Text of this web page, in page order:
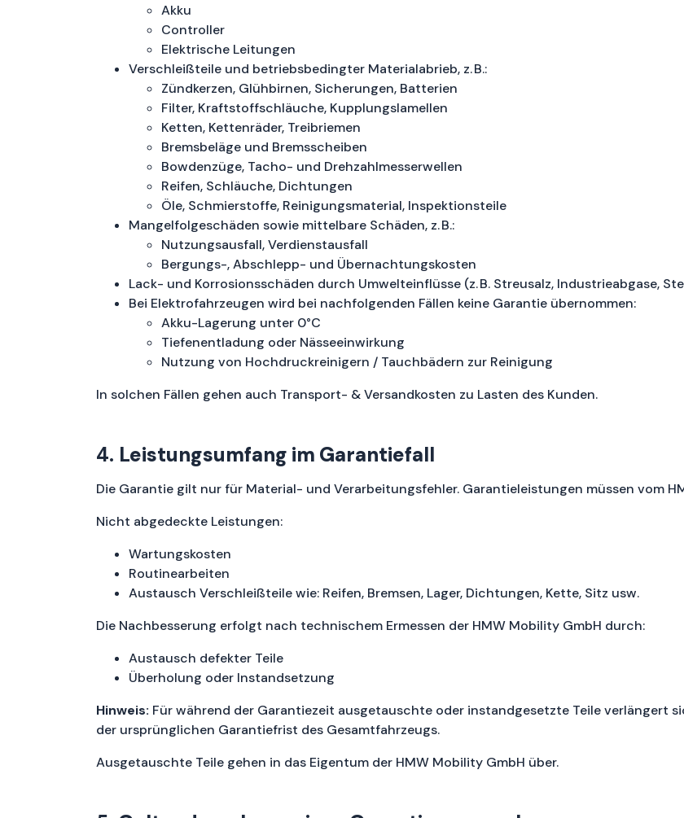
Akku
Controller
Elektrische Leitungen
Verschleißteile und betriebsbedingter Materialabrieb, z. B.:
Zündkerzen, Glühbirnen, Sicherungen, Batterien
Filter, Kraftstoffschläuche, Kupplungslamellen
Ketten, Kettenräder, Treibriemen
Bremsbeläge und Bremsscheiben
Bowdenzüge, Tacho- und Drehzahlmesserwellen
Reifen, Schläuche, Dichtungen
Öle, Schmierstoffe, Reinigungsmaterial, Inspektionsteile
Mangelfolgeschäden sowie mittelbare Schäden, z. B.:
Nutzungsausfall, Verdienstausfall
Bergungs-, Abschlepp- und Übernachtungskosten
Lack- und Korrosionsschäden durch Umwelteinflüsse (z. B. Streusalz, Industrieabgase,
Bei Elektrofahrzeugen wird bei nachfolgenden Fällen keine Garantie übernommen:
Akku-Lagerung unter 0°C
Tiefenentladung oder Nässeeinwirkung
Nutzung von Hochdruckreinigern / Tauchbädern zur Reinigung
In solchen Fällen gehen auch Transport- & Versandkosten zu Lasten des Kunden.
4. Leistungsumfang im Garantiefall
Die Garantie gilt nur für Material- und Verarbeitungsfehler. Garantieleistungen müssen vom
Nicht abgedeckte Leistungen:
Wartungskosten
Routinearbeiten
Austausch Verschleißteile wie: Reifen, Bremsen, Lager, Dichtungen, Kette, Sitz usw.
Die Nachbesserung erfolgt nach technischem Ermessen der HMW Mobility GmbH durch:
Austausch defekter Teile
Überholung oder Instandsetzung
Hinweis: Für während der Garantiezeit ausgetauschte oder instandgesetzte Teile verlängert
der ursprünglichen Garantiefrist des Gesamtfahrzeugs.
Ausgetauschte Teile gehen in das Eigentum der HMW Mobility GmbH über.